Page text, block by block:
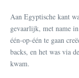
Aan Egyptische kant
gevaarlijk, met name
één-op-één te gaan
backs, en het was via
kwam.